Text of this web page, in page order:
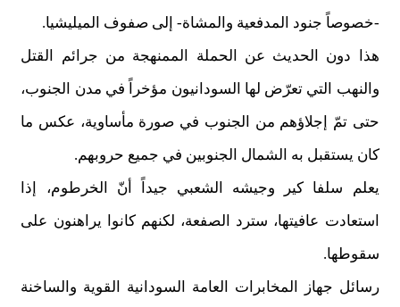
-خصوصاً جنود المدفعية والمشاة- إلى صفوف الميليشيا.
هذا دون الحديث عن الحملة الممنهجة من جرائم القتل
والنهب التي تعرّض لها السودانيون مؤخراً في مدن الجنوب،
حتى تمّ إجلاؤهم من الجنوب في صورة مأساوية، عكس ما
كان يستقبل به الشمال الجنوبين في جميع حروبهم.
يعلم سلفا كير وجيشه الشعبي جيداً أنّ الخرطوم، إذا
استعادت عافيتها، سترد الصفعة، لكنهم كانوا يراهنون على
سقوطها.
رسائل جهاز المخابرات العامة السودانية القوية والساخنة